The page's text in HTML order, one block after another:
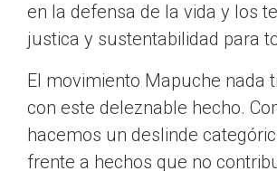
en la defensa de la vida y los
justica y sustentabilidad para
El movimiento Mapuche nada
con este deleznable hecho.
hacemos un deslinde
frente a hechos que no